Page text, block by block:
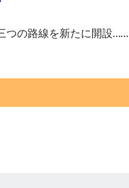
つの路線を新たに開設……